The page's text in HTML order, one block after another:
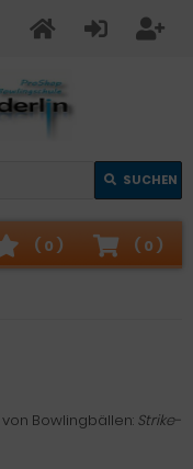
SUCHEN
( 0 )
( 0 )
Bowlingbällen: Strike-